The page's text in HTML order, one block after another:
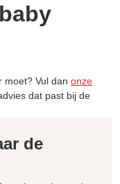
moet? Vul dan onze
dat past bij de
de